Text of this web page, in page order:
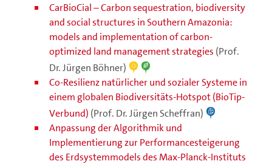
CarBioCial – Carbon sequestration, biodiversity
and social structures in Southern Amazonia:
models and implementation of carbon-
optimized land management strategies (Prof.
Dr. Jürgen Böhner)
Co-Resilienz natürlicher und sozialer Systeme in
einem globalen Biodiversitäts-Hotspot (BioTip-
Verbund) (Prof. Dr. Jürgen Scheffran)
Anpassung der Algorithmik und
Implementierung zur Performancesteigerung
des Erdsystemmodels des Max-Planck-Instituts